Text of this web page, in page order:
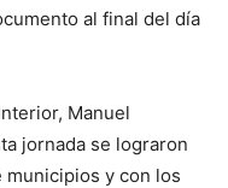
al final del día
Manuel
jornada se lograron
y con los